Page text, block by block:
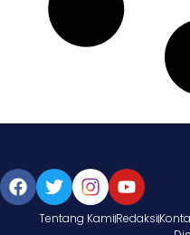
Tentang KamiRedaksi